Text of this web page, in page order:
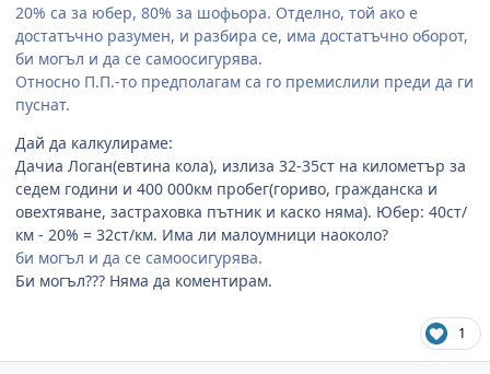
20% са за юбер, 80% за шофьора. Отделно, той ако е
достатъчно разумен, и разбира се, има достатъчно оборот,
би могъл и да се самоосигурява.
Относно П.П.-то предполагам са го премислили преди да ги
пуснат.
Дай да калкулираме:
Дачиа Логан(евтина кола), излиза 32-35ст на километър за
седем години и 400 000км пробег(гориво, гражданска и
овехтяване, застраховка пътник и каско няма). Юбер: 40ст/
км - 20% = 32ст/км. Има ли малоумници наоколо?
би могъл и да се самоосигурява.
Би могъл??? Няма да коментирам.
1